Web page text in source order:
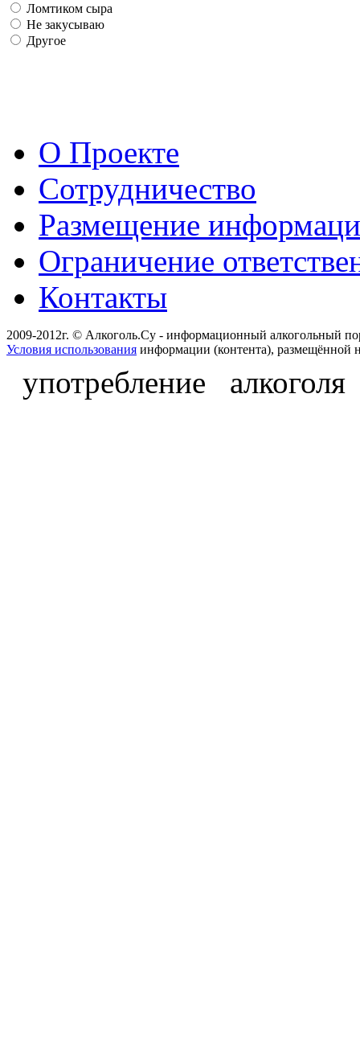
Ломтиком сыра
Не закусываю
Другое
О Проекте
Сотрудничество
Размещение
Ограничение
Контакты
2009-2012г. © Алкоголь.Су - информационный алкогольный
Условия использования информации (контента), размещённой
употребление